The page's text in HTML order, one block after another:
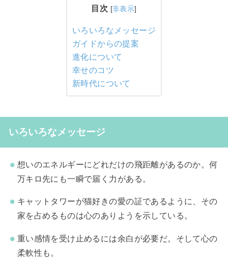
目次 [非表示]
いろいろなメッセージ
ガイドからの提案
進化について
幸せのコツ
新時代について
いろいろなメッセージ
想いのエネルギーにどれだけの飛距離があるのか。何
万キロ先にも一瞬で届く力がある。
キャットタワーが猫好きの愛の証であるように、その
家を占めるものは心のありようを示している。
重い感情を受け止めるには余白が必要だ。そして心の
柔軟性も。